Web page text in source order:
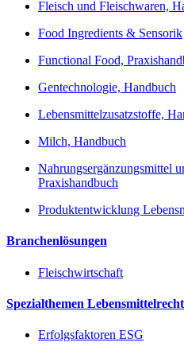
Fleisch und Fleischwaren,
Food Ingredients & Sensorik
Functional Food,
Gentechnologie, Handbuch
Lebensmittelzusatzstoffe,
Milch, Handbuch
Nahrungsergänzungsmittel
Praxishandbuch
Produktentwicklung
Branchenlösungen
Fleischwirtschaft
Spezialthemen Lebensmittelrecht
Erfolgsfaktoren ESG